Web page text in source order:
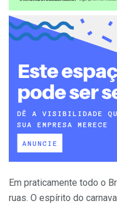
Em praticamente todo o
ruas. O espírito do